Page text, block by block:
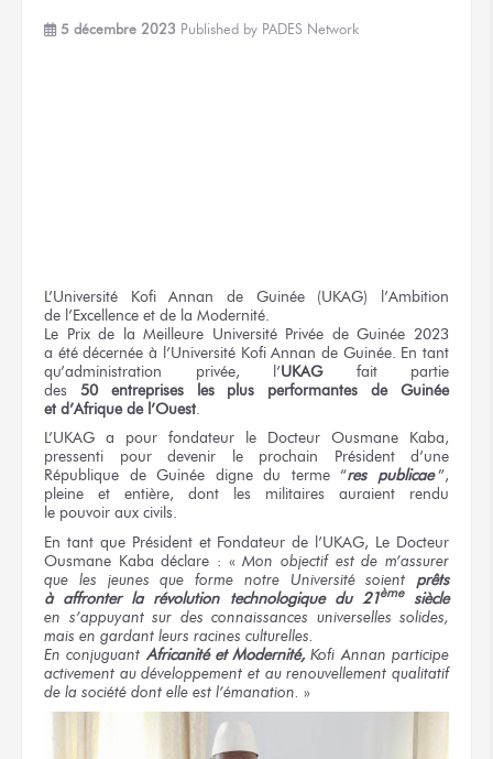
5 décembre 2023 Published by PADES Network
L’Université Kofi Annan de Guinée(UKAG) l’Ambition
de l’Excellence et de la Modernité.
Le Prixde la Meilleure Université Privée de Guinée 2023
a été décernée à l’Université Kofi Annan de Guinée. En tant
qu’administration privée, l’UKAG
fait partie
des 50 entreprises les plus performantesde Guinée
et d’Afrique de l’Ouest
L’UKAG a
pour fondateur le Docteur Ousmane Kaba,
pressenti pour devenir le prochain Président d’une
République de Guinée dignedu terme “res publicae ”,
pleine et entière, dont les militaires auraient rendu
le pouvoir aux civils.
En tant que Président et Fondateur de l’UKAG, Le Docteur
Ousmane Kaba déclare : «Mon objectifestde m’assurer
que les jeunes que forme notre Universitésoient prêts
à affronter la révolutiontechnologique du 21èmesiècle
en s’appuyant sur des connaissances universelles solides,
mais en gardant leurs racines culturelles.
En conjuguant Africanité et Modernité, Kofi Annan participe
activement au développement et au renouvellement qualitatif
de la société dont elle est l’émanation. »